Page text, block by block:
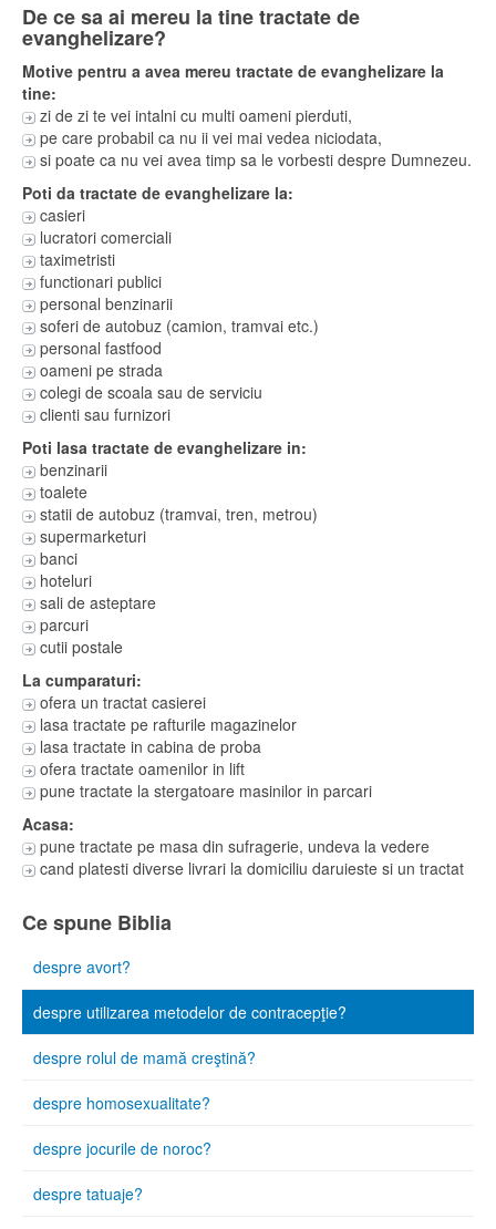
De ce sa ai mereu la tine tractate de
evanghelizare?
Motive pentru a avea mereu tractate de evanghelizare la
tine:
zi de zi te vei intalni cu multi oameni pierduti,
pe care probabil ca nu ii vei mai vedea niciodata,
si poate ca nu vei avea timp sa le vorbesti despre Dumnezeu.
Poti da tractate de evanghelizare la:
casieri
lucratori comerciali
taximetristi
functionari publici
personal benzinarii
soferi de autobuz (camion, tramvai etc.)
personal fastfood
oameni pe strada
colegi de scoala sau de serviciu
clienti sau furnizori
Poti lasa tractate de evanghelizare in:
benzinarii
toalete
statii de autobuz (tramvai, tren, metrou)
supermarketuri
banci
hoteluri
sali de asteptare
parcuri
cutii postale
La cumparaturi:
ofera un tractat casierei
lasa tractate pe rafturile magazinelor
lasa tractate in cabina de proba
ofera tractate oamenilor in lift
pune tractate la stergatoare masinilor in parcari
Acasa:
pune tractate pe masa din sufragerie, undeva la vedere
cand platesti diverse livrari la domiciliu daruieste si un tractat
Ce spune Biblia
despre avort?
despre utilizarea metodelor de contracepţie?
despre rolul de mamă creştină?
despre homosexualitate?
despre jocurile de noroc?
despre tatuaje?